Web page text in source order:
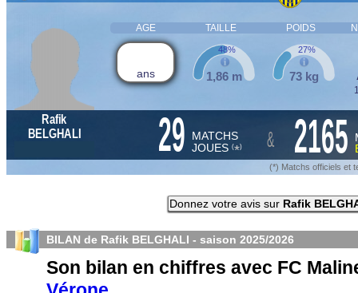
AGE TAILLE POIDS
ans 1,86 m
48%
73 kg
27%
Rafik
BELGHALI
29 MATCHS
JOUES (*) & 2165
(*) Matchs officiels et
Donnez votre avis sur Rafik
BILAN de Rafik BELGHALI - saison 2025/2026
Son bilan en chiffres avec FC